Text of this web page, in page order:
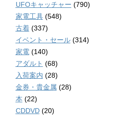
UFOキャッチャー (790)
家電工具(548)
古着(337)
イベント・セール(314)
家電(140)
アダルト (68)
入荷案内 (28)
金券・貴金属 (28)
本 (22)
CDDVD(20)